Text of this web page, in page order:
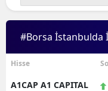
#Borsa İstanbulda
Hisse
A1CAP A1 CAPITAL